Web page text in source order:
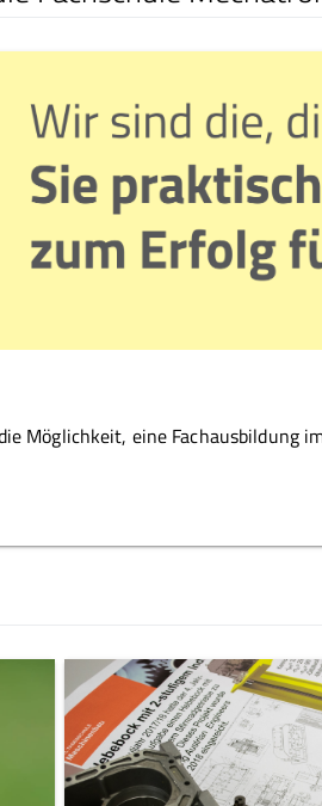
Möglichkeit, eine Fachausbildung